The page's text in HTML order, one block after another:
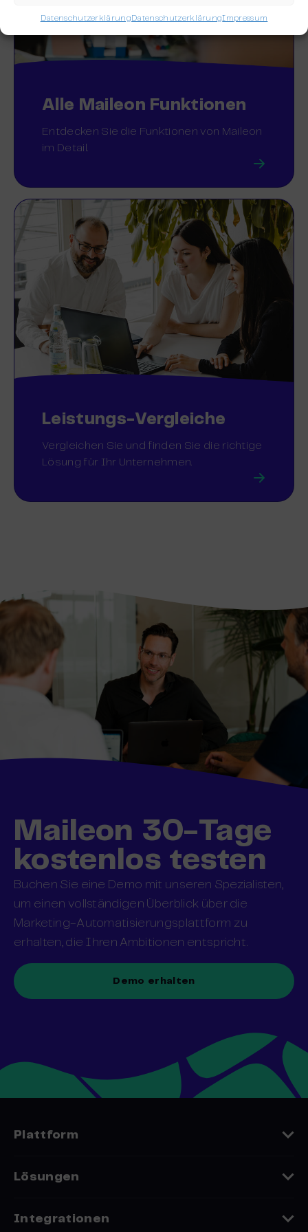
DatenschutzerklärungDatenschutzerklärungImpressum
Alle Maileon Funktionen
Entdecken Sie die Funktionen von Maileon
im Detail.
Leistungs-Vergleiche
Vergleichen Sie und finden Sie die richtige
Lösung für Ihr Unternehmen.
Maileon 30-Tage
kostenlos testen
Buchen Sie eine Demo mit unseren Spezialisten,
um einen vollständigen Überblick über die
Marketing-Automatisierungsplattform zu
erhalten, die Ihren Ambitionen entspricht.
Demo erhalten
Plattform
Zustellbarkeit
Lösungen
Integrationen